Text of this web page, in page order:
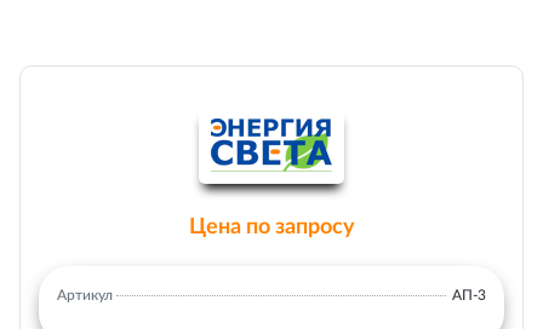
Цена по запросу
Артикул АП-3